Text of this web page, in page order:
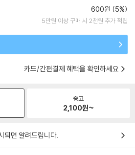
600원 (5%)
5만원 이상 구매 시 2천원 추가 적립
카드/간편결제 혜택을 확인하세요
중고
2,100원~
되면 알려드립니다.